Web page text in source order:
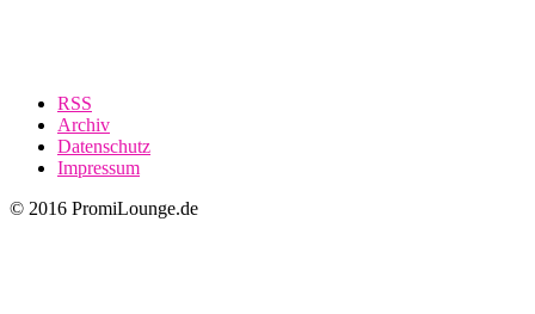
RSS
Archiv
Datenschutz
Impressum
© 2016 PromiLounge.de